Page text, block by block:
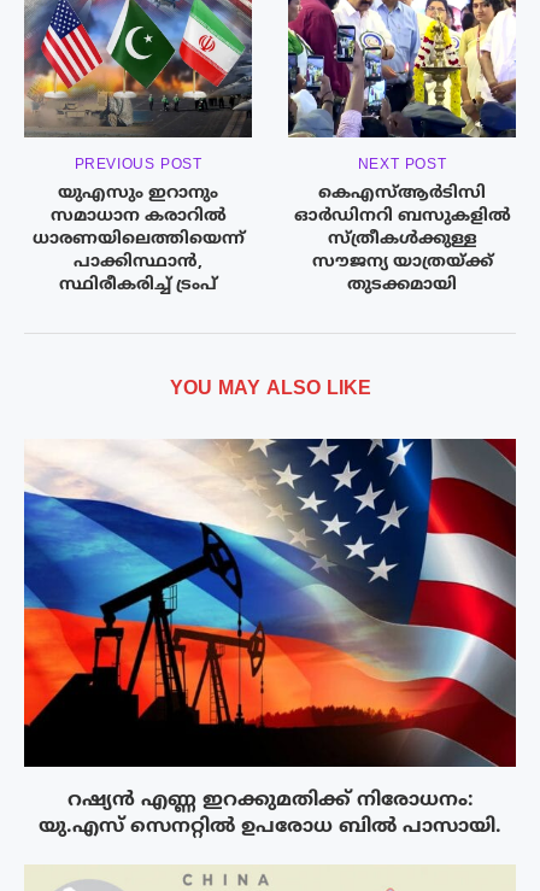
PREVIOUS POST
യുഎസും ഇറാനും
സമാധാന കരാറിൽ
ധാരണയിലെത്തിയെന്ന്
പാക്കിസ്ഥാൻ,
സ്ഥിരീകരിച്ച് ട്രംപ്
NEXT POST
കെഎസ്ആർടിസി
ഓർഡിനറി ബസുകളിൽ
സ്ത്രീകൾക്കുള്ള
സൗജന്യ യാത്രയ്ക്ക്
തുടക്കമായി
YOU MAY ALSO LIKE
റഷ്യൻ എണ്ണ ഇറക്കുമതിക്ക് നിരോധനം:
യു.എസ് സെനറ്റിൽ ഉപരോധ ബിൽ പാസായി.